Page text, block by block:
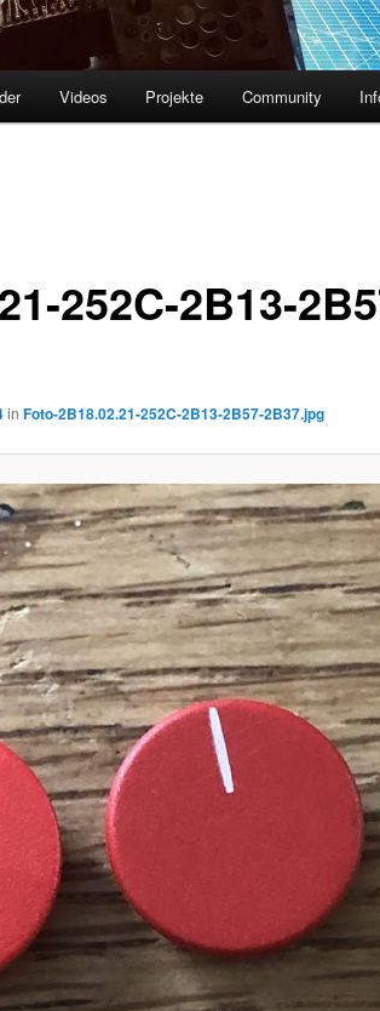
Videos Projekte Community
252C-2B13-
in Foto-2B18.02.21-252C-2B13-2B57-2B37.jpg